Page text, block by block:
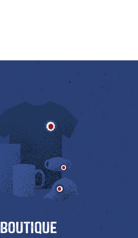
Boutique